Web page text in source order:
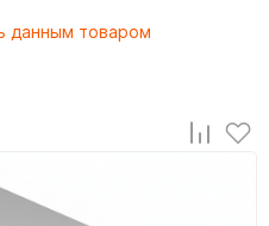
данным товаром